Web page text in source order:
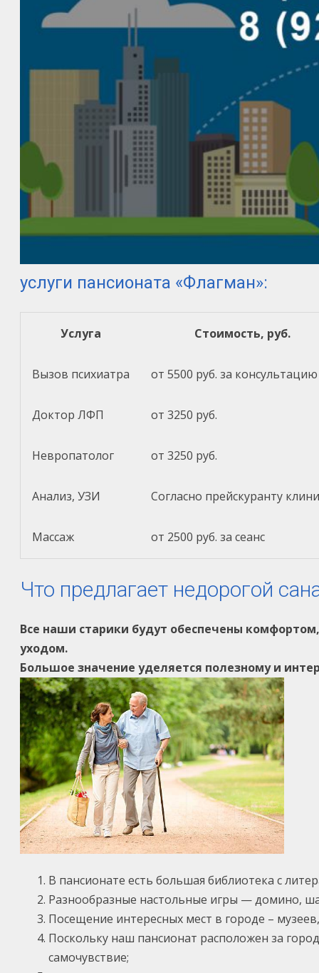
услуги пансионата «Флагман»:
Услуга Стоимость, руб.
Вызов психиатра от 5500 руб. за консультацию
Доктор ЛФП от 3250 руб.
Невропатолог от 3250 руб.
Анализ, УЗИ Согласно прейскуранту
Массаж от 2500 руб. за сеанс
Что предлагает недорогой
Все наши старики будут обеспечены
уходом.
Большое значение уделяется полезному и
В пансионате есть большая библиотека с
Разнообразные настольные игры — домино,
Посещение интересных мест в городе –
Поскольку наш пансионат расположен за
самочувствие;